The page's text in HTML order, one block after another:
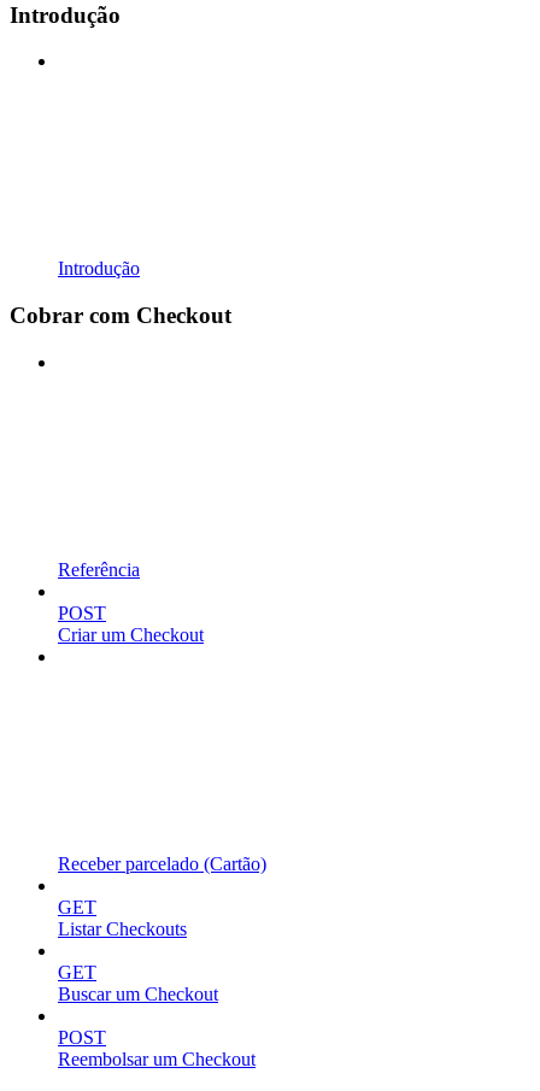
Introdução
Introdução
Cobrar com Checkout
Referência
POST
Criar um Checkout
Receber parcelado (Cartão)
GET
Listar Checkouts
GET
Buscar um Checkout
POST
Reembolsar um Checkout